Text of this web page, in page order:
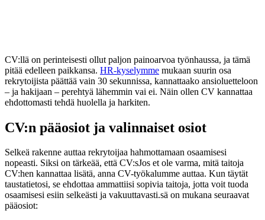
CV:llä on perinteisesti ollut paljon painoarvoa työnhaussa, ja tämä
pitää edelleen paikkansa. HR-kyselymme mukaan suurin osa
rekrytoijista päättää vain 30 sekunnissa, kannattaako ansioluetteloon
– ja hakijaan – perehtyä lähemmin vai ei. Näin ollen CV kannattaa
ehdottomasti tehdä huolella ja harkiten.
CV:n pääosiot ja valinnaiset osiot
Selkeä rakenne auttaa rekrytoijaa hahmottamaan osaamisesi
nopeasti. Siksi on tärkeää, että CV:sJos et ole varma, mitä taitoja
CV:hen kannattaa lisätä, anna CV-työkalumme auttaa. Kun täytät
taustatietosi, se ehdottaa ammattiisi sopivia taitoja, jotta voit tuoda
osaamisesi esiin selkeästi ja vakuuttavasti.sä on mukana seuraavat
pääosiot: